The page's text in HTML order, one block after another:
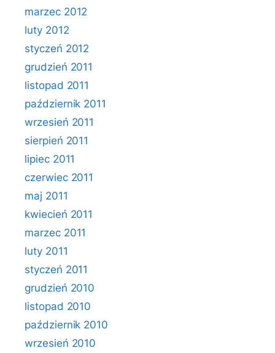
marzec 2012
luty 2012
styczeń 2012
grudzień 2011
listopad 2011
październik 2011
wrzesień 2011
sierpień 2011
lipiec 2011
czerwiec 2011
maj 2011
kwiecień 2011
marzec 2011
luty 2011
styczeń 2011
grudzień 2010
listopad 2010
październik 2010
wrzesień 2010